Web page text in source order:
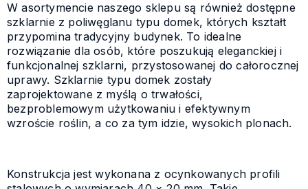
W asortymencie naszego sklepu są również dostępne
szklarnie z poliwęglanu typu domek, których kształt
przypomina tradycyjny budynek. To idealne
rozwiązanie dla osób, które poszukują eleganckiej i
funkcjonalnej szklarni, przystosowanej do całorocznej
uprawy. Szklarnie typu domek zostały
zaprojektowane z myślą o trwałości,
bezproblemowym użytkowaniu i efektywnym
wzroście roślin, a co za tym idzie, wysokich plonach.
Konstrukcja jest wykonana z ocynkowanych profili